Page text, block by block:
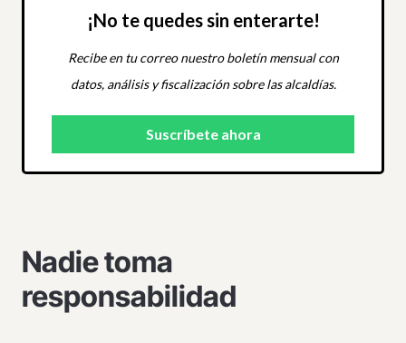
¡No te quedes sin enterarte!
Recibe en tu correo nuestro boletín mensual con
datos, análisis y fiscalización sobre las alcaldías.
Nadie toma
responsabilidad